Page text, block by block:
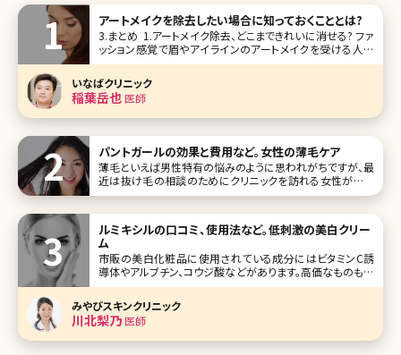
アートメイクを除去したい場合に知っておくこととは?
3.まとめ 1.アートメイク除去、どこまできれいに消せる? ファ
ッション感覚で眉やアイラインのアートメイクを受ける人が
増えていますが、アートメイクは自分で消すことができませ
ん。アートメイクの除去は医療機関でレーザーを使って行わ
いなばクリニック
稲葉岳也医師
パントガールの効果と費用など。女性の薄毛ケア
薄毛といえば男性特有の悩みのように思われがちですが、最
近は抜け毛の相談のためにクリニックを訪れる女性が増え
ています。女性の薄毛は加齢が大きな原因ですが、ストレスや
内服薬として注目を集めているの
ルミキシルの口コミ、使用法など。低刺激の美白クリー
ム
市販の美白化粧品に使用されている成分にはビタミンC誘
導体やアルブチン、コウジ酸などがあります。高価なものも多
いようですが、あまり変化が感じられないという方も多いので
はないでしょうか。また、クリニックで処方されるハイドロキノ
ンは一定の効果があるものの、刺激を感じたり肌が白ぬけし
たりする恐れがあるため万
みやびスキンクリニック
川北梨乃医師